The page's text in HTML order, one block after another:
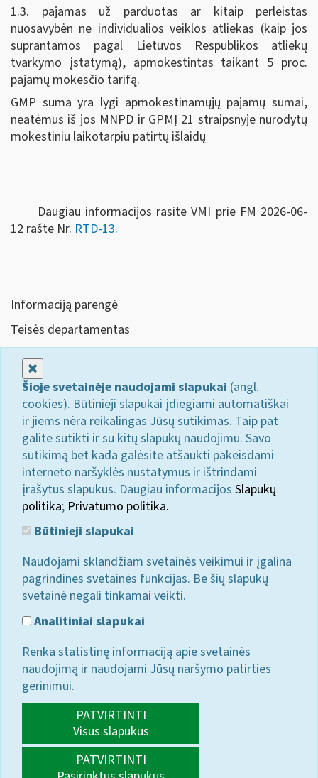
1.3. pajamas už parduotas ar kitaip perleistas
nuosavybėn ne individualios veiklos atliekas (kaip jos
suprantamos pagal Lietuvos Respublikos atliekų
tvarkymo įstatymą), apmokestintas taikant 5 proc.
pajamų mokesčio tarifą.
GMP suma yra lygi apmokestinamųjų pajamų sumai,
neatėmus iš jos MNPD ir GPMĮ 21 straipsnyje nurodytų
mokestiniu laikotarpiu patirtų išlaidų
Daugiau informacijos rasite VMI prie FM 2026-06-
12 rašte Nr. RTD-13.
Informaciją parengė
Teisės departamentas
Šioje svetainėje naudojami slapukai (angl.
cookies). Būtinieji slapukai įdiegiami automatiškai
ir jiems nėra reikalingas Jūsų sutikimas. Taip pat
galite sutikti ir su kitų slapukų naudojimu. Savo
sutikimą bet kada galėsite atšaukti pakeisdami
interneto naršyklės nustatymus ir ištrindami
įrašytus slapukus. Daugiau informacijos Slapukų
politika; Privatumo politika.
Būtinieji slapukai
Naudojami sklandžiam svetainės veikimui ir įgalina
pagrindines svetainės funkcijas. Be šių slapukų
svetainė negali tinkamai veikti.
Analitiniai slapukai
Renka statistinę informaciją apie svetainės
naudojimą ir naudojami Jūsų naršymo patirties
gerinimui.
PATVIRTINTI
Visus slapukus
PATVIRTINTI